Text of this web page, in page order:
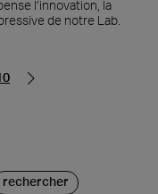
l’innovation, la
de notre Lab.
rechercher